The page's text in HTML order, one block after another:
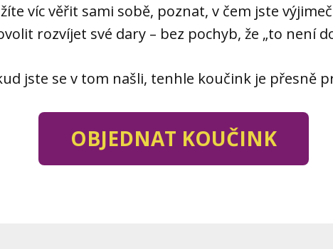
víc věřit sami sobě, poznat, v čem jste
rozvíjet své dary – bez pochyb, že „to není
jste se v tom našli, tenhle koučink je přesně
OBJEDNAT KOUČINK